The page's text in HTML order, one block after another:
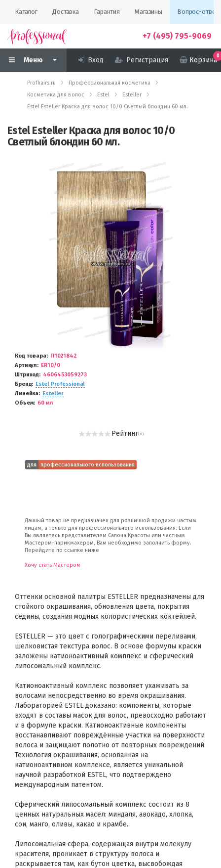
Каталог Доставка Гарантия Магазины Вопрос-ответ
+7 (495) 795-9069
Меню Вход Регистрация Корзина
0
Profhairs.ru
Профессиональная косметика
Косметика для волос
Estel
Esteller
Estel Esteller Краска для волос 10/0 Светлый блондин 60 мл.
Estel Esteller Краска для волос 10/0
Светлый блондин 60 мл.
Код товара
П1021842
Артикул
ER10/0
Штриход
4606453059273
Бренд
Estel Professional
Линейка
Esteller
Объем
60 мл
Рейтинг( 0 )
для профессионального использования
Данный товар не предназначен для розничной продажи частым
лицам, а только для профессионального использования. Если
Вы являетесь представителем Салона Красоты или частным
Мастером-парикмахером, Вам необходимо заполнить форму.
Перейдите по ссылке ниже
Хочу стать Мастером
Оттенки основной палитры ESTELLER предназначены для
стойкого окрашивания, обновления цвета, покрытия
седины, создания модных колористических коктейлей.
ESTELLER — это цвет с голографическими переливами,
шелковистая текстура волос. В основе формулы краски
заложены катионоактивный комплекс и сферический
липосомальный комплекс.
Катионоактивный комплекс позволяет ухаживать за
волосами непосредственно во время окрашивания.
Лабораторией ESTEL доказано: компоненты, которые
входят в составы масок для волос, превосходно работают
и в формуле краски. Катионоактивные компоненты
восстанавливают повреждённые участки на поверхности
волоса и защищают полотно от повторных повреждений.
Технология окрашивания, основанная на
катионоактивном комплексе, является уникальной
научной разработкой ESTEL, что подтверждено
международным патентом.
Сферический липосомальный комплекс состоит из 8
ценных натуральных масел: миндаля, авокадо, хлопка,
сои, манго, оливы, какао и крамбе.
Липосомальная сфера, содержащая внутри молекулу
красителя, проникает в структуру волоса и
раскрывается там, как бутон цветка, высвобождая